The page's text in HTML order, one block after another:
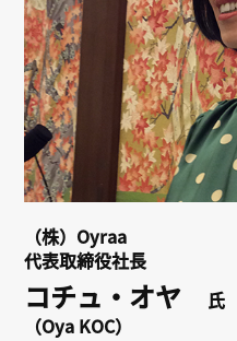
（株）Oyraa
代表取締役社長
コチュ・オヤ
氏
（Oya KOC）